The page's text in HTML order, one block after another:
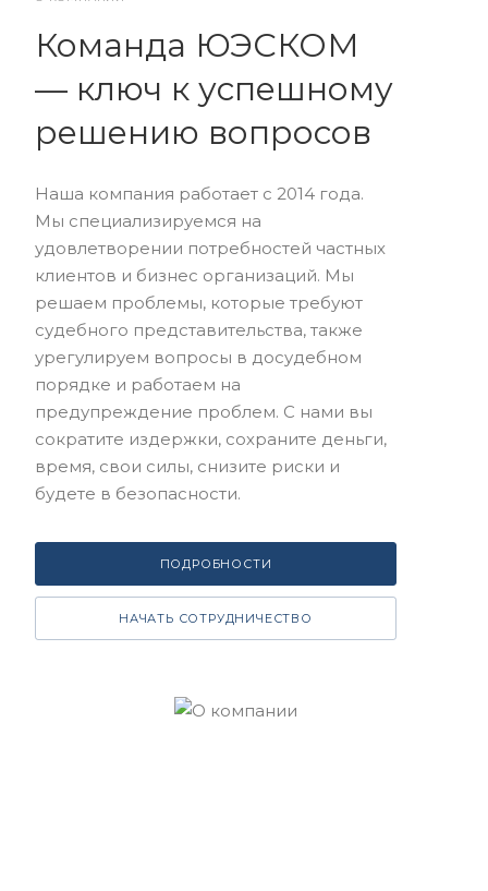
Команда ЮЭСКОМ
— ключ к успешному
решению вопросов
Наша компания работает с 2014 года.
Мы специализируемся на
удовлетворении потребностей частных
клиентов и бизнес организаций. Мы
решаем проблемы, которые требуют
судебного представительства, также
урегулируем вопросы в досудебном
порядке и работаем на
предупреждение проблем. С нами вы
сократите издержки, сохраните деньги,
время, свои силы, снизите риски и
будете в безопасности.
ПОДРОБНОСТИ
НАЧАТЬ СОТРУДНИЧЕСТВО